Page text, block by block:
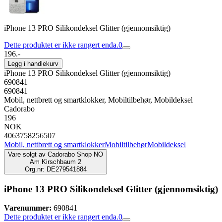
iPhone 13 PRO Silikondeksel Glitter (gjennomsiktig)
Dette produktet er ikke rangert enda.0
196.-
Legg i handlekurv
iPhone 13 PRO Silikondeksel Glitter (gjennomsiktig)
690841
690841
Mobil, nettbrett og smartklokker, Mobiltilbehør, Mobildeksel
Cadorabo
196
NOK
4063758256507
Mobil, nettbrett og smartklokkerMobiltilbehørMobildeksel
Vare solgt av Cadorabo Shop NO
Am Kirschbaum 2
Org.nr: DE279541884
iPhone 13 PRO Silikondeksel Glitter (gjennomsiktig)
Varenummer: 690841
Dette produktet er ikke rangert enda.0